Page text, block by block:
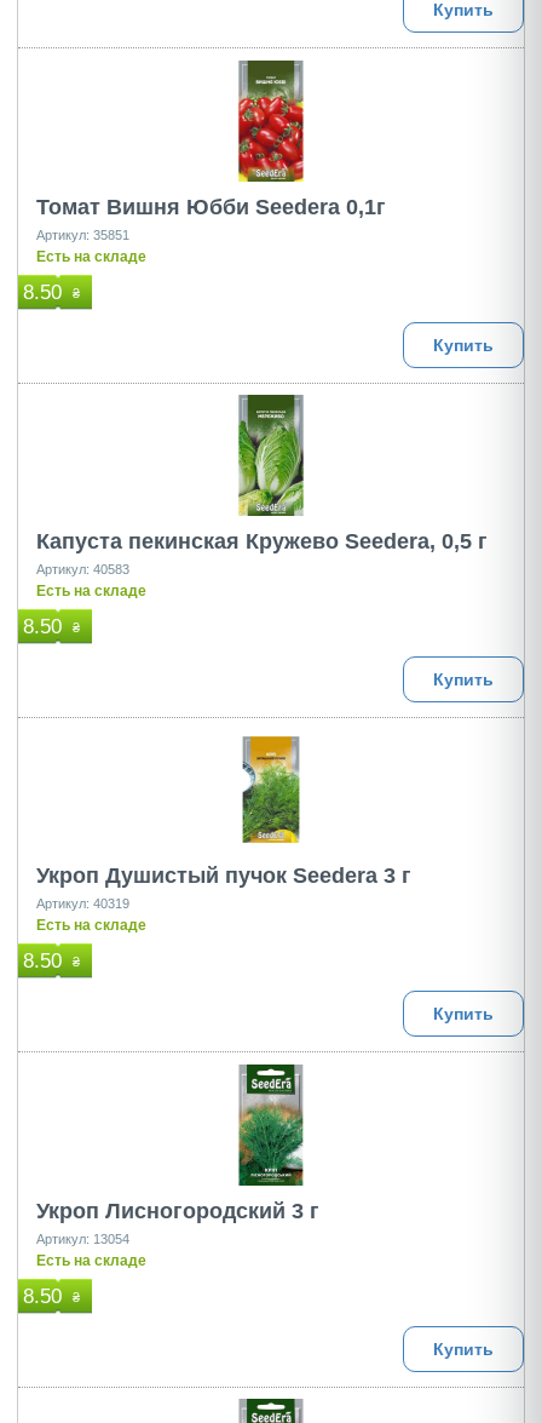
Купить
Томат Вишня Юбби Seedera 0,1г
Артикул: 35851
Есть на складе
8.50 ₴
Купить
Капуста пекинская Кружево Seedera, 0,5 г
Артикул: 40583
Есть на складе
8.50 ₴
Купить
Укроп Душистый пучок Seedera 3 г
Артикул: 40319
Есть на складе
8.50 ₴
Купить
Укроп Лисногородский 3 г
Артикул: 13054
Есть на складе
8.50 ₴
Купить